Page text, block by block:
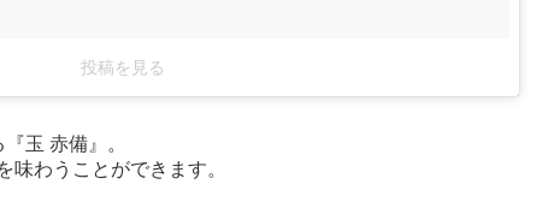
投稿を見る
玉 赤備』。
味わうことができます。